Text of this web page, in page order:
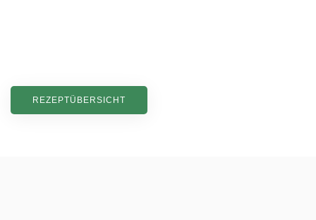
REZEPTÜBERSICHT